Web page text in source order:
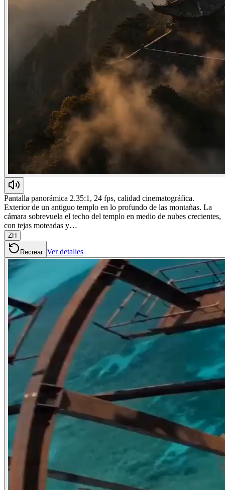
Pantalla panorámica 2.35:1, 24 fps, calidad cinematográfica.
Exterior de un antiguo templo en lo profundo de las montañas. La
cámara sobrevuela el techo del templo en medio de nubes crecientes,
con tejas moteadas y…
ZH
Recrear Ver detalles